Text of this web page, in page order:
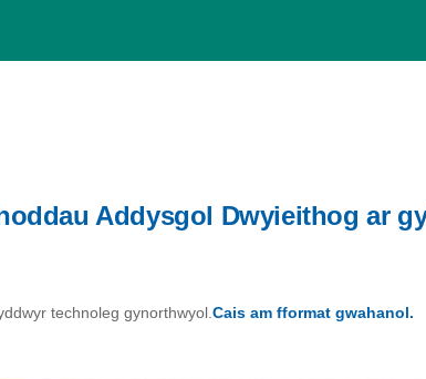
Addysgol Dwyieithog ar
technoleg gynorthwyol. Cais am fformat gwahanol.